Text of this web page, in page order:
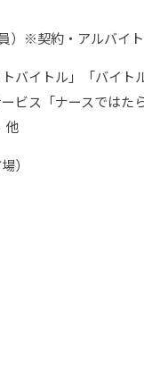
）※契約・アルバイ
バイトル」「バイト
ビス「ナースではた
他
）